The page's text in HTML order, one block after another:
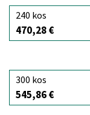
240 kos
470,28 €
300 kos
545,86 €